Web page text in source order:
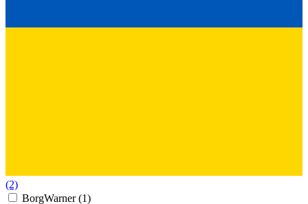
(2)
BorgWarner(1)